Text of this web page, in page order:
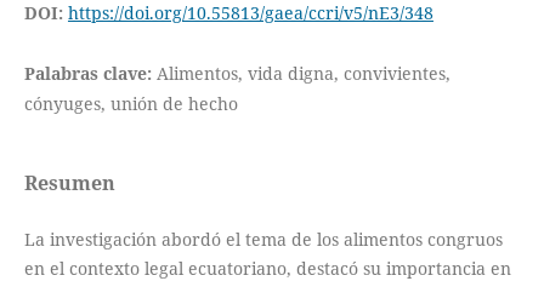
DOI: https://doi.org/10.55813/gaea/ccri/v5/nE3/348
Palabras clave: Alimentos, vida digna, convivientes,
cónyuges, unión de hecho
Resumen
La investigación abordó el tema de los alimentos congruos
en el contexto legal ecuatoriano, destacó su importancia en